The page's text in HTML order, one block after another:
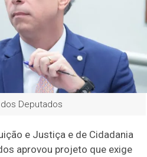
Deputados
e Justiça e de Cidadania
aprovou projeto que exige